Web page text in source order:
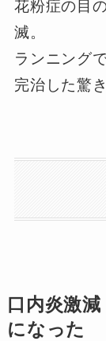
花粉症の目
滅。
ランニング
完治した驚
口内炎激
になった